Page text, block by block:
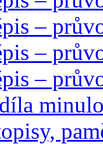
–
–
–